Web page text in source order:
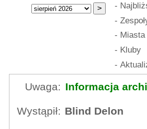
-
-
- Miasta
- Kluby
-
Uwaga: Informacja
Wystąpił: Blind Delon